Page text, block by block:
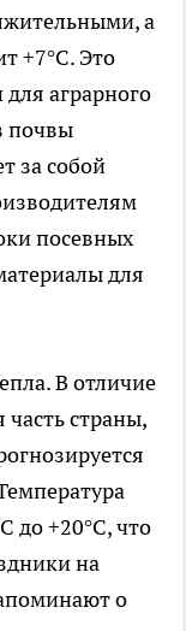
а
+7°C. Это
для аграрного
почвы
за собой
посевных
для
В отличие
часть страны,
до +20°C, что
на
о